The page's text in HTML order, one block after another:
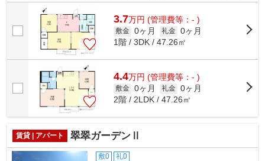
市で過ごすなら、数多く物件を日豊本線...
3.7万円 (管理費等：- )
敷金 0ヶ月 礼金 0ヶ月
1階 / 3DK / 47.26㎡
4.4万円 (管理費等：- )
敷金 0ヶ月 礼金 0ヶ月
2階 / 2LDK / 47.26㎡
賃貸 | アパート 翠翠ガーデンⅡ
敷0 礼0